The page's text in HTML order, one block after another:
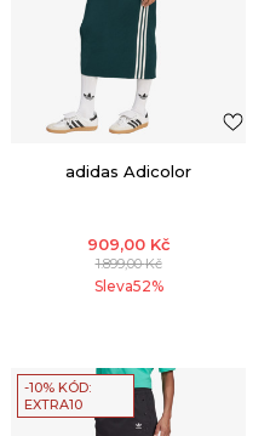
adidas Adicolor
909,00 Kč
1.899,00Kč
Sleva52%
-10% KÓD:
EXTRA10